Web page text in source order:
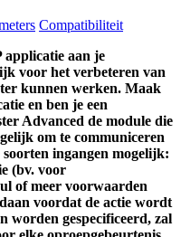
Compatibiliteit
applicatie aan je
voor het verbeteren van
kunnen werken. Maak
en ben je een
Advanced de module die
om te communiceren
ingangen mogelijk:
(bv. voor
of meer voorwaarden
voordat de actie wordt
worden gespecificeerd, zal